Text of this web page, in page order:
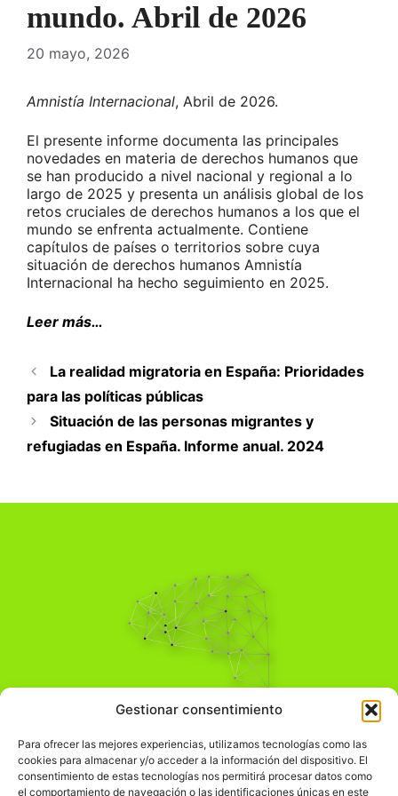
Gestionar consentimiento
Para ofrecer las mejores experiencias, utilizamos tecnologías como las
cookies para almacenar y/o acceder a la información del dispositivo. El
consentimiento de estas tecnologías nos permitirá procesar datos como
el comportamiento de navegación o las identificaciones únicas en este
mundo. Abril de 2026
20 mayo, 2026
Amnistía Internacional, Abril de 2026.
El presente informe documenta las principales
novedades en materia de derechos humanos que
se han producido a nivel nacional y regional a lo
largo de 2025 y presenta un análisis global de los
retos cruciales de derechos humanos a los que el
mundo se enfrenta actualmente. Contiene
capítulos de países o territorios sobre cuya
situación de derechos humanos Amnistía
Internacional ha hecho seguimiento en 2025.
Leer más…
La realidad migratoria en España: Prioridades
para las políticas públicas
Situación de las personas migrantes y
refugiadas en España. Informe anual. 2024
Pensamiento Crítico
Comprender el mundo para transformarlo.